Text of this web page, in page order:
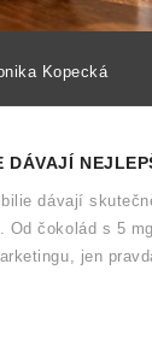
Kopecká
DÁVAJÍ
dávají
Od čokolád s 5
jen